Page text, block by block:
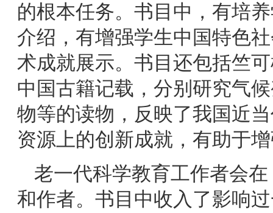
的根本任务。书目中，有培
介绍，有增强学生中国特色
术成就展示。书目还包括竺
中国古籍记载，分别研究气
物等的读物，反映了我国近
资源上的创新成就，有助于
老一代科学教育工作者会
和作者。书目中收入了影响